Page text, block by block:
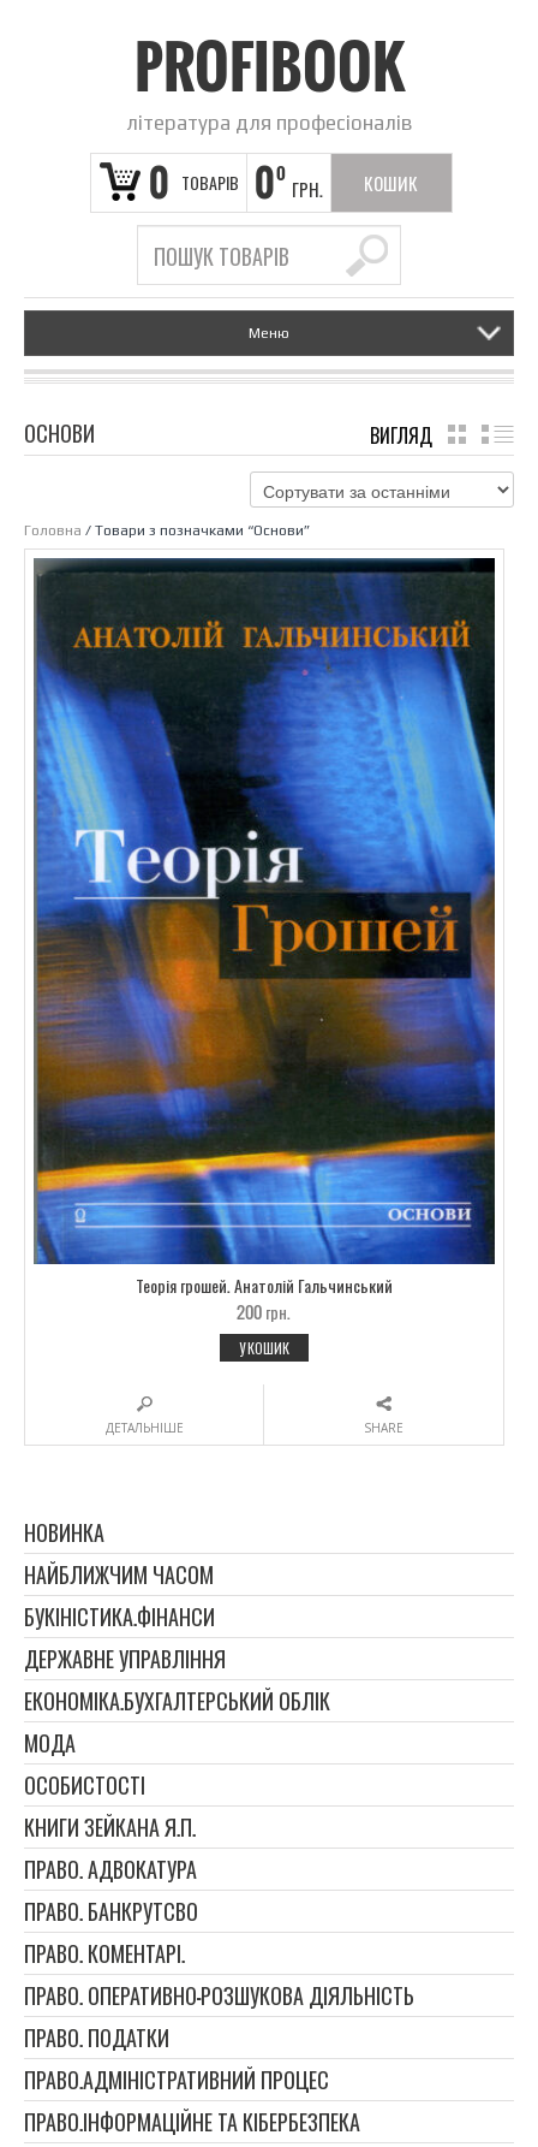
PROFIBOOK
література для професіоналів
0 ТОВАРІВ 00
ГРН. КОШИК
ПОРОЖНІЙ
Меню
ОСНОВИ ВИГЛЯД GRID
Головна / Товари з позначками “Основи”
Теорія грошей. Анатолій Гальчинський
200грн.
У КОШИК
ДЕТАЛЬНІШЕ SHARE
НОВИНКА
НАЙБЛИЖЧИМ ЧАСОМ
БУКІНІСТИКА.ФІНАНСИ
ДЕРЖАВНЕ УПРАВЛІННЯ
ЕКОНОМІКА.БУХГАЛТЕРСЬКИЙ ОБЛІК
МОДА
ОСОБИСТОСТІ
КНИГИ ЗЕЙКАНА Я.П.
ПРАВО. АДВОКАТУРА
ПРАВО. БАНКРУТСВО
ПРАВО. КОМЕНТАРІ.
ПРАВО. ОПЕРАТИВНО-РОЗШУКОВА ДІЯЛЬНІСТЬ
ПРАВО. ПОДАТКИ
ПРАВО.АДМІНІСТРАТИВНИЙ ПРОЦЕС
ПРАВО.ІНФОРМАЦІЙНЕ ТА КІБЕРБЕЗПЕКА